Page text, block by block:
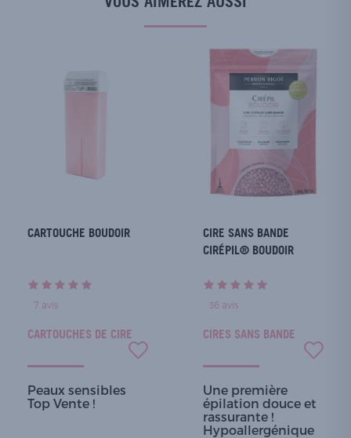
CARTOUCHE BOUDOIR
7 avis
CARTOUCHES DE CIRE
Peaux sensibles
Top Vente !
CIRE SANS BANDE
CIRÉPIL® BOUDOIR
36 avis
CIRES SANS BANDE
Une première
épilation douce et
rassurante !
Hypoallergénique